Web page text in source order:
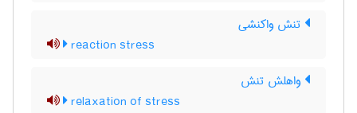
تنش واکنشی
reaction stress
واهلش تنش
relaxation of stress